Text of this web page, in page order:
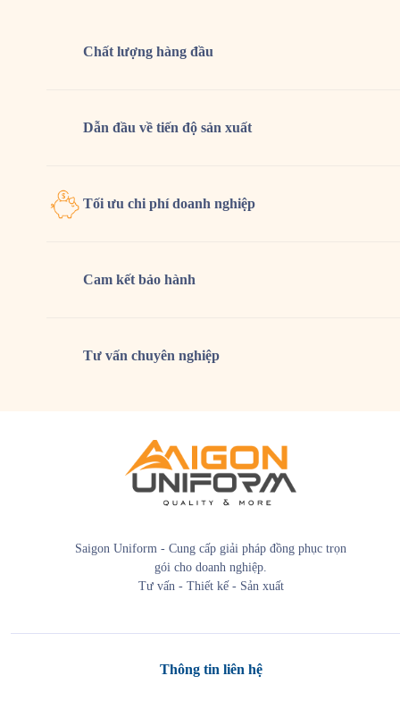
Chất lượng hàng đầu
Dẫn đầu về tiến độ sản xuất
Tối ưu chi phí doanh nghiệp
Cam kếtbảo hành
Tư vấn chuyên nghiệp
Saigon Uniform - Cung cấp giải pháp đồng phục trọn
gói cho doanh nghiệp.
Tư vấn - Thiết kế - Sản xuất
Thông tin liên hệ